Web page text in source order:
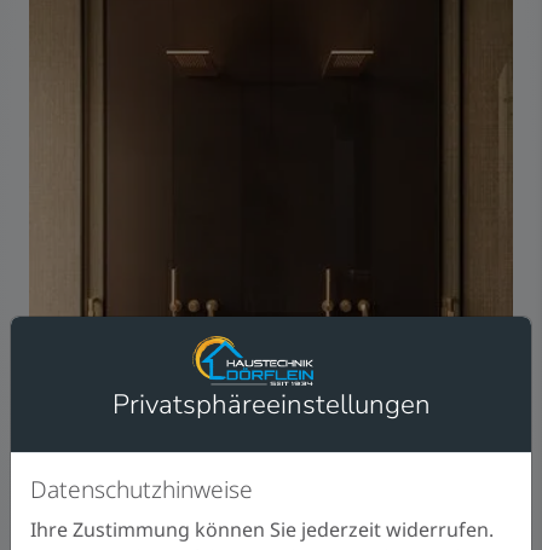
Privatsphäre­einstellungen
Datenschutzhinweise
Ihre Zustimmung können Sie jederzeit widerrufen.